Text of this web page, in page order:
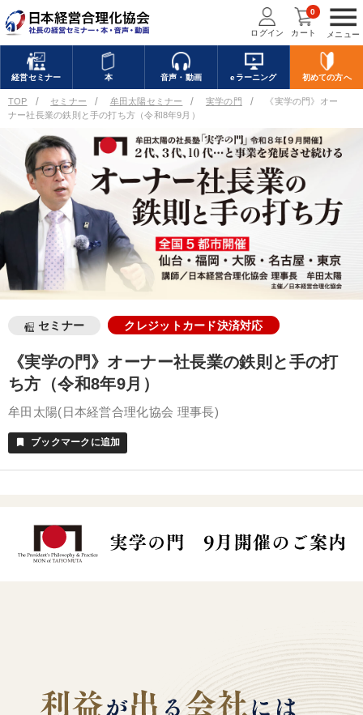
menu
メニュー
ログイン カート
0
経営セミナー 本 音声・動画 eラーニング 初めての方へ
TOP セミナー 牟田太陽セミナー 実学の門
《実学の門》オー
ナー社長業の鉄則と手の打ち方（令和8年9月）
セミナー クレジットカード決済対応
《実学の門》オーナー社長業の鉄則と手の打
ち方（令和8年9月）
牟田太陽(日本経営合理化協会 理事長)
bookmark ブックマークに追加